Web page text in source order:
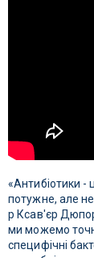
«Антибіотики
потужне, але
р Ксав'єр
ми можемо
специфічні